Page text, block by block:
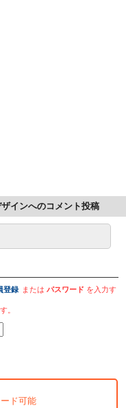
インへのコメント投稿
登録 またはパスワード を入力す
。
ド可能